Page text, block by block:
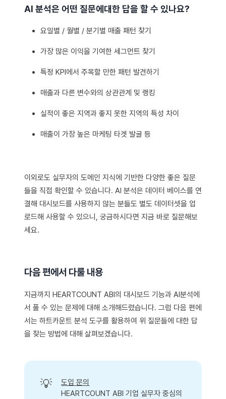
AI 분석은 어떤 질문에대한 답을 할 수 있나요?
요일별 / 월별 / 분기별 매출 패턴 찾기
가장 많은 이익을 기여한 세그먼트 찾기
특정 KPI에서 주목할 만한 패턴 발견하기
매출과 다른 변수와의 상관관계 및 랭킹
실적이 좋은 지역과 좋지 못한 지역의 특성 차이
매출이 가장 높은 마케팅 타겟 발굴 등
이외로도 실무자의 도메인 지식에 기반한 다양한 좋은 질문
들을 직접 확인할 수 있습니다. AI 분석은 데이터 베이스를 연
결해 대시보드를 사용하지 않는 분들도 별도 데이터셋을 업
로드해 사용할 수 있으니, 궁금하시다면 지금 바로 질문해보
세요.
다음 편에서 다룰 내용
지금까지 HEARTCOUNT ABI의 대시보드 기능과 AI분석에
서 풀 수 있는 문제에 대해 소개해드렸습니다. 그럼 다음 편에
서는 하트카운트 분석 도구를 활용하여 위 질문들에 대한 답
을 찾는 방법에 대해 살펴보겠습니다.
💡
도입 문의
HEARTCOUNT ABI 기업 실무자 중심의